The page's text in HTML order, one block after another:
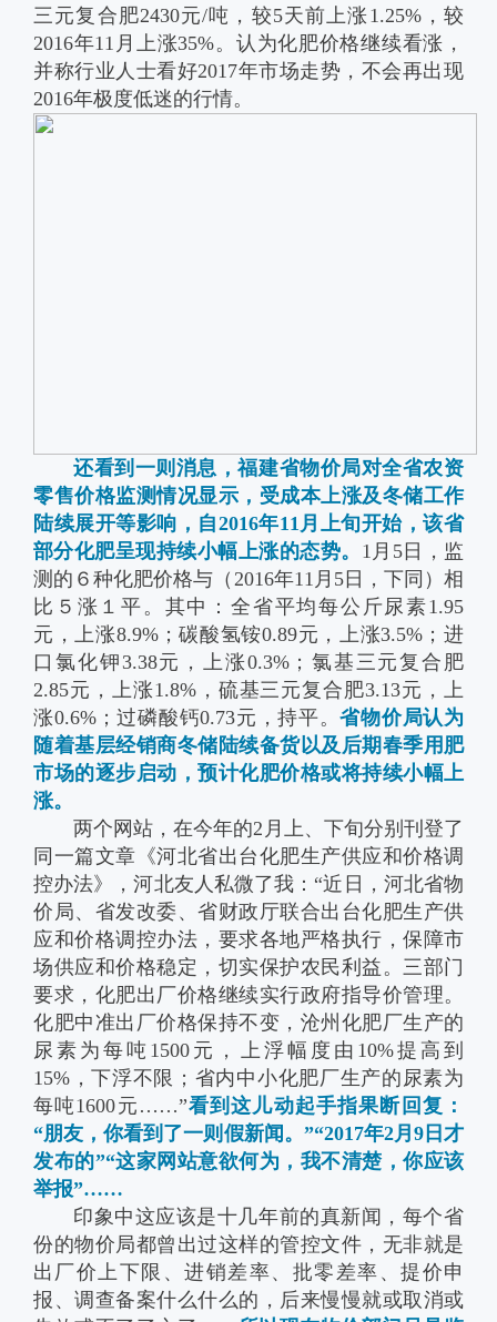
三元复合肥2430元/吨，较5天前上涨1.25%，较
2016年11月上涨35%。认为化肥价格继续看涨，
并称行业人士看好2017年市场走势，不会再出现
2016年极度低迷的行情。
还看到一则消息，福建省物价局对全省农资
零售价格监测情况显示，受成本上涨及冬储工作
陆续展开等影响，自2016年11月上旬开始，该省
部分化肥呈现持续小幅上涨的态势。 1月5日，监
测的６种化肥价格与（2016年11月5日，下同）相
比５涨１平。其中：全省平均每公斤尿素1.95
元，上涨8.9%；碳酸氢铵0.89元，上涨3.5%；进
口氯化钾3.38元，上涨0.3%；氯基三元复合肥
2.85元，上涨1.8%，硫基三元复合肥3.13元，上
涨0.6%；过磷酸钙0.73元，持平。省物价局认为
随着基层经销商冬储陆续备货以及后期春季用肥
市场的逐步启动，预计化肥价格或将持续小幅上
涨。
两个网站，在今年的2月上、下旬分别刊登了
同一篇文章《河北省出台化肥生产供应和价格调
控办法》，河北友人私微了我：“近日，河北省物
价局、省发改委、省财政厅联合出台化肥生产供
应和价格调控办法，要求各地严格执行，保障市
场供应和价格稳定，切实保护农民利益。三部门
要求，化肥出厂价格继续实行政府指导价管理。
化肥中准出厂价格保持不变，沧州化肥厂生产的
尿素为每吨1500元，上浮幅度由10%提高到
15%，下浮不限；省内中小化肥厂生产的尿素为
每吨1600元……”看到这儿动起手指果断回复：
“朋友，你看到了一则假新闻。”“2017年2月9日才
发布的”“这家网站意欲何为，我不清楚，你应该
举报”……
印象中这应该是十几年前的真新闻，每个省
份的物价局都曾出过这样的管控文件，无非就是
出厂价上下限、进销差率、批零差率、提价申
报、调查备案什么什么的，后来慢慢就或取消或